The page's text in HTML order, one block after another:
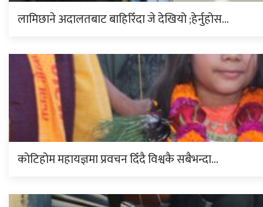
लामिछाने अदालतबाट बाहिरिँदा जे देखियो ;हेर्नुहोस…
कोटिहोम महायज्ञमा प्रवचन दिँदै विश्वकै सबैभन्दा…